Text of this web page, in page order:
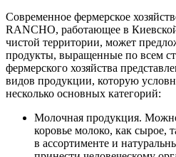
Современное фермерское
RANCHO, работающее в
чистой территории, может
продукты, выращенные по всем
фермерского хозяйства
видов продукции, которую
несколько основных категорий:
Молочная продукция.
коровье молоко, как сырое,
в ассортименте и